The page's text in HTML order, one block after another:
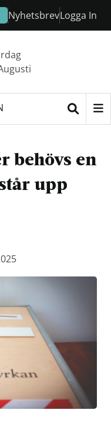
NyhetsbrevLogga In
behövs en
upp